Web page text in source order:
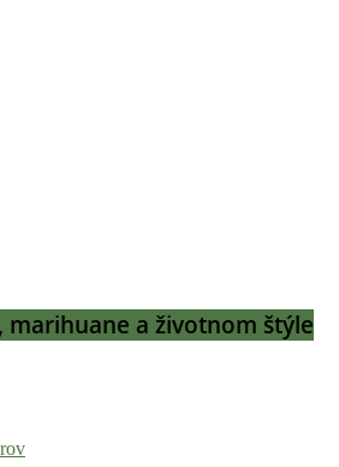
marihuane a životnom štýle